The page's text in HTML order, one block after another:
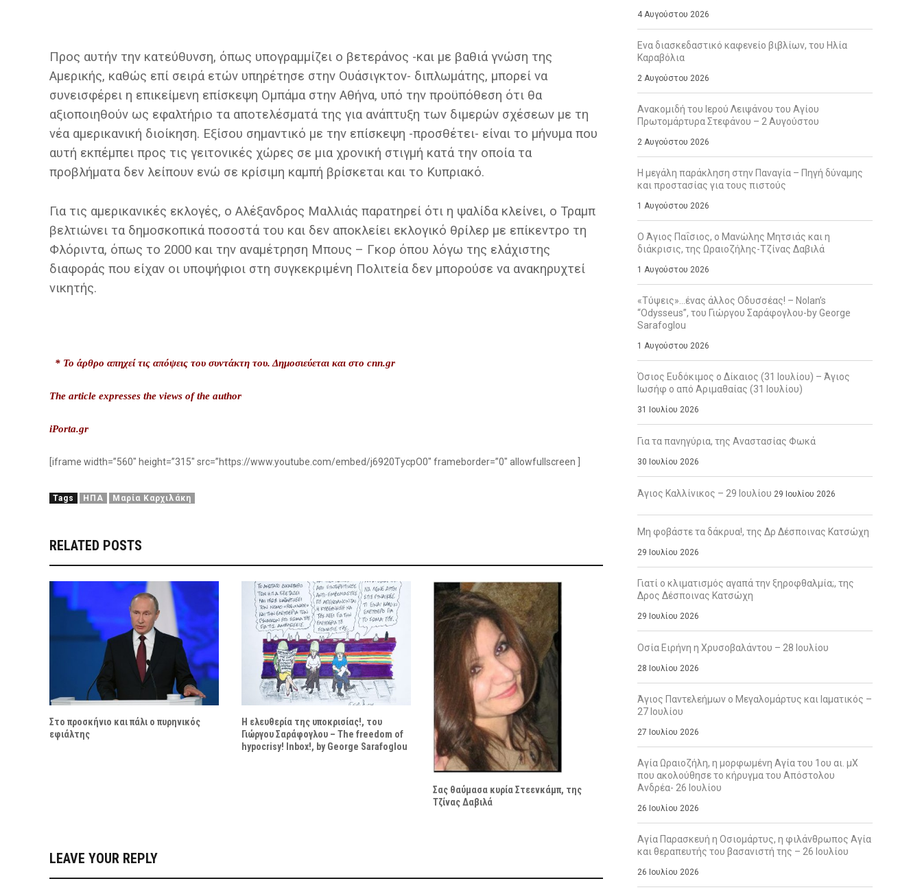
Προς αυτήν την κατεύθυνση, όπως υπογραμμίζει ο βετεράνος -και με βαθιά γνώση της
Αμερικής, καθώς επί σειρά ετών υπηρέτησε στην Ουάσιγκτον- διπλωμάτης, μπορεί να
συνεισφέρει η επικείμενη επίσκεψη Ομπάμα στην Αθήνα, υπό την προϋπόθεση ότι θα
αξιοποιηθούν ως εφαλτήριο τα αποτελέσματά της για ανάπτυξη των διμερών σχέσεων με τη
νέα αμερικανική διοίκηση. Εξίσου σημαντικό με την επίσκεψη -προσθέτει- είναι το μήνυμα που
αυτή εκπέμπει προς τις γειτονικές χώρες σε μια χρονική στιγμή κατά την οποία τα
προβλήματα δεν λείπουν ενώ σε κρίσιμη καμπή βρίσκεται και το Κυπριακό.
Για τις αμερικανικές εκλογές, ο Αλέξανδρος Μαλλιάς παρατηρεί ότι η ψαλίδα κλείνει, ο Τραμπ
βελτιώνει τα δημοσκοπικά ποσοστά του και δεν αποκλείει εκλογικό θρίλερ με επίκεντρο τη
Φλόριντα, όπως το 2000 και την αναμέτρηση Μπους – Γκορ όπου λόγω της ελάχιστης
διαφοράς που είχαν οι υποψήφιοι στη συγκεκριμένη Πολιτεία δεν μπορούσε να ανακηρυχτεί
νικητής.
* Το άρθρο απηχεί τις απόψεις του συντάκτη του. Δημοσιεύεται και στο cnn.gr
The article expresses the views of the author
iPorta.gr
[iframe width=”560″ height=”315″ src=”https://www.youtube.com/embed/j6920TycpO0″ frameborder=”0″ allowfullscreen ]
Tags ΗΠΑ Μαρία Καρχιλάκη
RELATED POSTS
Στο προσκήνιο και πάλι ο πυρηνικός
εφιάλτης
Η ελευθερία της υποκρισίας!, του
Γιώργου Σαράφογλου – The freedom of
hypocrisy! Inbox!, by George Sarafoglou
Σας θαύμασα κυρία Στεενκάμπ, της
Τζίνας Δαβιλά
LEAVE YOUR REPLY
4 Αυγούστου 2026
Ενα διασκεδαστικό καφενείο βιβλίων, του Ηλία
Καραβόλια
2 Αυγούστου 2026
Ανακομιδή του Ιερού Λειψάνου του Αγίου
Πρωτομάρτυρα Στεφάνου – 2 Αυγούστου
2 Αυγούστου 2026
Η μεγάλη παράκληση στην Παναγία – Πηγή δύναμης
και προστασίας για τους πιστούς
1 Αυγούστου 2026
Ο Άγιος Παΐσιος, ο Μανώλης Μητσιάς και η
διάκρισις, της Ωραιοζήλης-Τζίνας Δαβιλά
1 Αυγούστου 2026
«Τύψεις»…ένας άλλος Οδυσσέας! – Nolan’s
“Odysseus”, του Γιώργου Σαράφογλου-by George
Sarafoglou
1 Αυγούστου 2026
Όσιος Ευδόκιμος ο Δίκαιος (31 Ιουλίου) – Άγιος
Ιωσήφ ο από Αριμαθαίας (31 Ιουλίου)
31 Ιουλίου 2026
Για τα πανηγύρια, της Αναστασίας Φωκά
30 Ιουλίου 2026
Άγιος Καλλίνικος – 29 Ιουλίου 29 Ιουλίου 2026
Μη φοβάστε τα δάκρυα!, της Δρ Δέσποινας Κατσώχη
29 Ιουλίου 2026
Γιατί ο κλιματισμός αγαπά την ξηροφθαλμία;, της
Δρος Δέσποινας Κατσώχη
29 Ιουλίου 2026
Οσία Ειρήνη η Χρυσοβαλάντου – 28 Ιουλίου
28 Ιουλίου 2026
Άγιος Παντελεήμων ο Μεγαλομάρτυς και Ιαματικός –
27 Ιουλίου
27 Ιουλίου 2026
Αγία Ωραιοζήλη, η μορφωμένη Αγία του 1ου αι. μΧ
που ακολούθησε το κήρυγμα του Απόστολου
Ανδρέα- 26 Ιουλίου
26 Ιουλίου 2026
Αγία Παρασκευή η Οσιομάρτυς, η φιλάνθρωπος Αγία
και θεραπευτής του βασανιστή της – 26 Ιουλίου
26 Ιουλίου 2026